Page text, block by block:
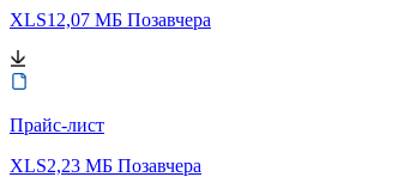
XLS12,07 МБ Позавчера
Прайс-лист
XLS2,23 МБ Позавчера